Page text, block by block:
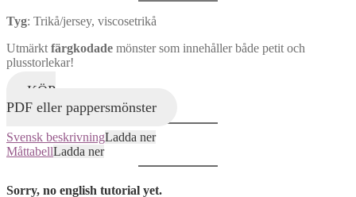
Tyg: Trikå/jersey, viscosetrikå
Utmärkt färgkodade mönster som innehåller både petit och
plusstorlekar!
KÖP
PDF eller pappersmönster
Svensk beskrivningLadda ner
MåttabellLadda ner
Sorry, no english tutorial yet.